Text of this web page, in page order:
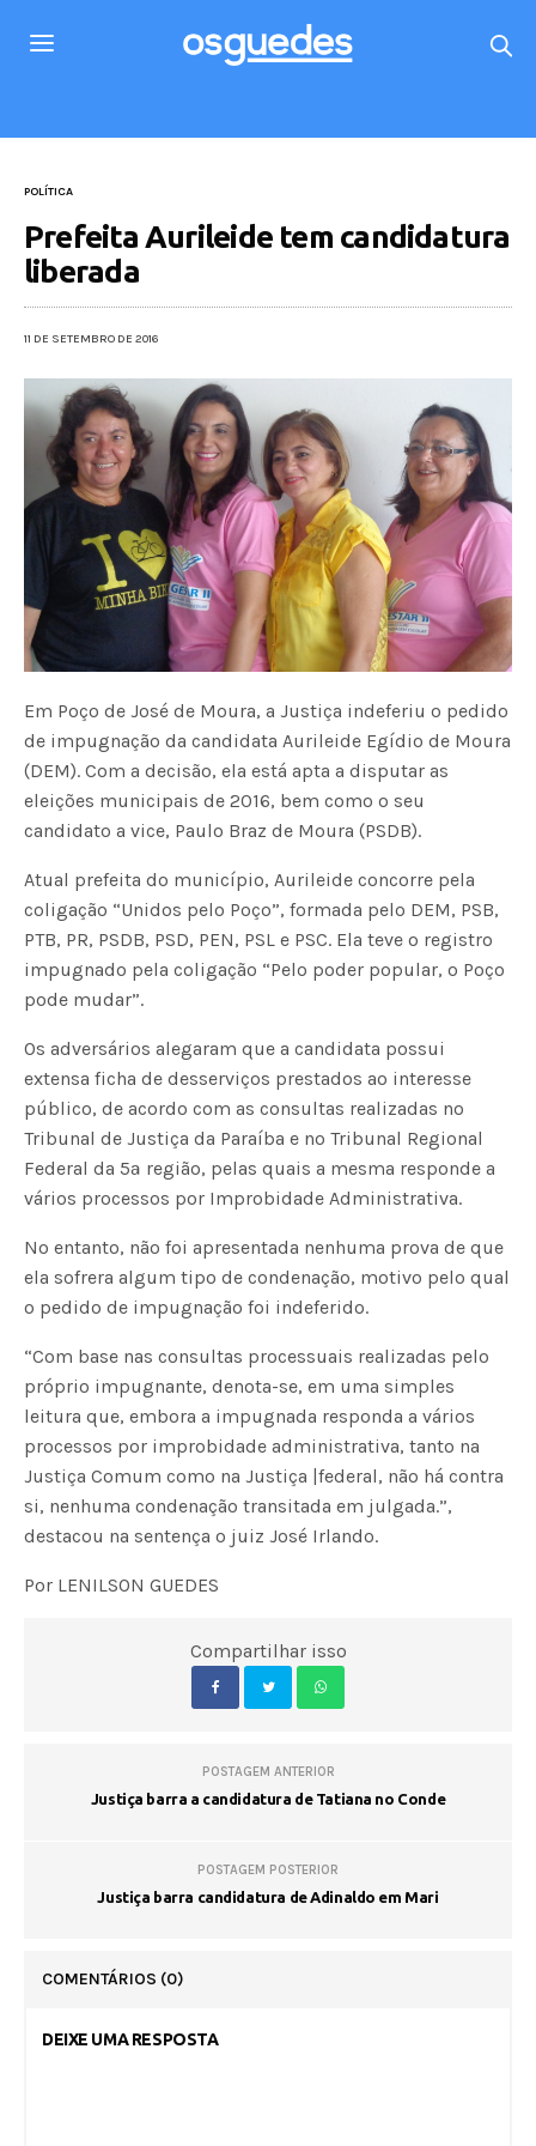
POLÍTICA
Prefeita Aurileide tem candidatura
liberada
11 DE SETEMBRO DE 2016
Em Poço de José de Moura, a Justiça indeferiu o pedido
de impugnação da candidata Aurileide Egídio de Moura
(DEM). Com a decisão, ela está apta a disputar as
eleições municipais de 2016, bem como o seu
candidato a vice, Paulo Braz de Moura (PSDB).
Atual prefeita do município, Aurileide concorre pela
coligação “Unidos pelo Poço”, formada pelo DEM, PSB,
PTB, PR, PSDB, PSD, PEN, PSL e PSC. Ela teve o registro
impugnado pela coligação “Pelo poder popular, o Poço
pode mudar”.
Os adversários alegaram que a candidata possui
extensa ficha de desserviços prestados ao interesse
público, de acordo com as consultas realizadas no
Tribunal de Justiça da Paraíba e no Tribunal Regional
Federal da 5ª região, pelas quais a mesma responde a
vários processos por Improbidade Administrativa.
No entanto, não foi apresentada nenhuma prova de que
ela sofrera algum tipo de condenação, motivo pelo qual
o pedido de impugnação foi indeferido.
“Com base nas consultas processuais realizadas pelo
próprio impugnante, denota-se, em uma simples
leitura que, embora a impugnada responda a vários
processos por improbidade administrativa, tanto na
Justiça Comum como na Justiça |federal, não há contra
si, nenhuma condenação transitada em julgada.”,
destacou na sentença o juiz José Irlando.
Por LENILSON GUEDES
Compartilhar isso
POSTAGEM ANTERIOR
Justiça barra a candidatura de Tatiana no Conde
POSTAGEM POSTERIOR
Justiça barra candidatura de Adinaldo em Mari
COMENTÁRIOS (0)
DEIXE UMA RESPOSTA